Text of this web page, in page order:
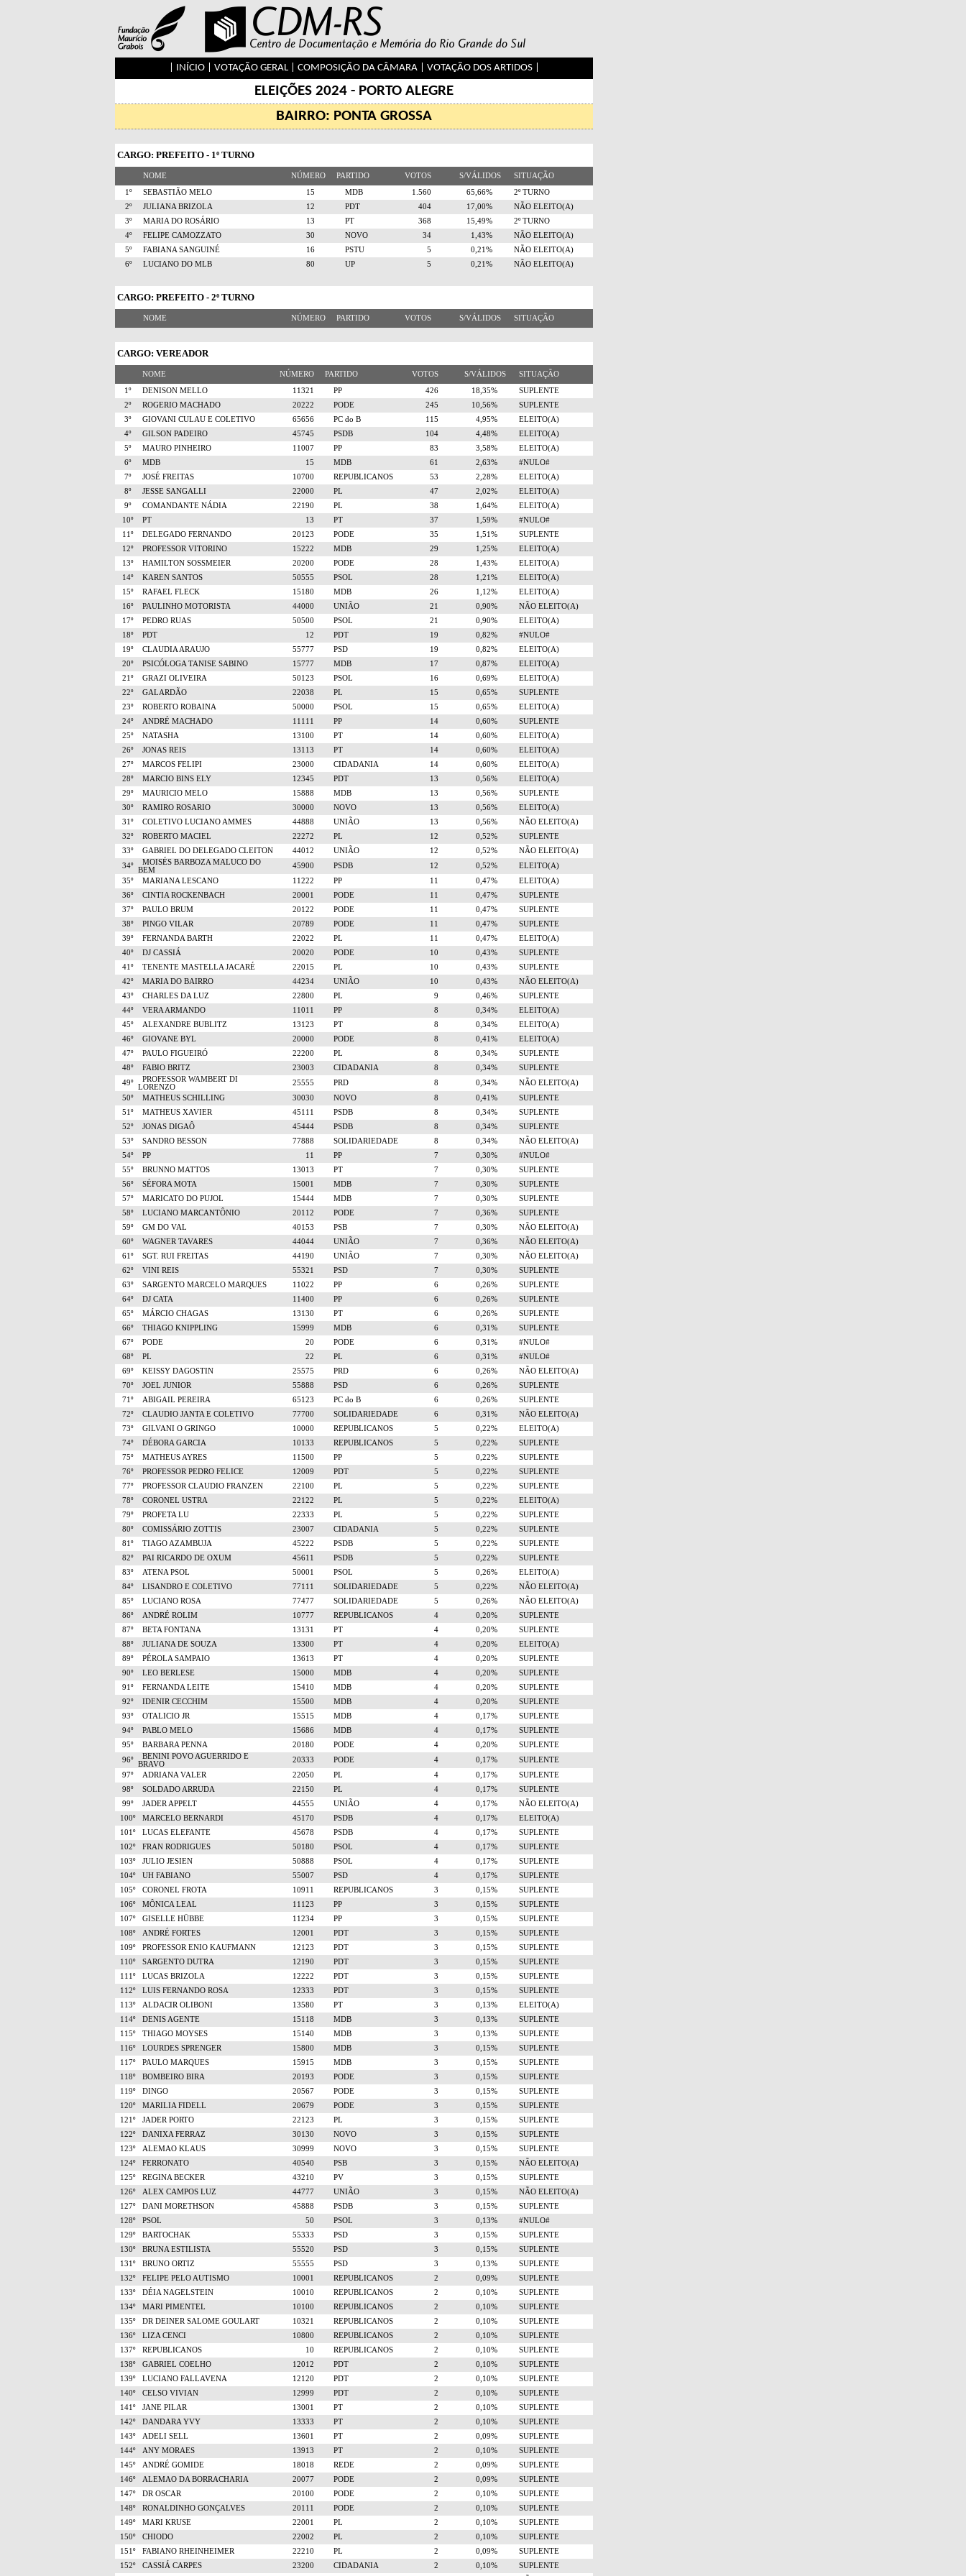
INÍCIO| VOTAÇÃO GERAL| COMPOSIÇÃO DA CÂMARA| VOTAÇÃO DOS ARTIDOS|
ELEIÇÕES 2024 - PORTO ALEGRE
BAIRRO: PONTA GROSSA
CARGO: PREFEITO - 1º TURNO
NOME NÚMERO PARTIDO VOTOS S/VÁLIDOS SITUAÇÃO
1º SEBASTIÃO MELO 15 MDB 1.560 65,66%
2º TURNO
2º
JULIANA BRIZOLA 12 PDT 404 17,00%
NÃO ELEITO(A)
3º
MARIA DO ROSÁRIO 13 PT 368 15,49%
2º TURNO
4º
FELIPE CAMOZZATO 30 NOVO 34 1,43%
NÃO ELEITO(A)
5º
FABIANA SANGUINÉ 16 PSTU 5 0,21%
NÃO ELEITO(A)
6º
LUCIANO DO MLB 80 UP 5 0,21% NÃO ELEITO(A)
CARGO: PREFEITO - 2º TURNO
NOME NÚMERO PARTIDO VOTOS S/VÁLIDOS SITUAÇÃO
CARGO: VEREADOR
NOME NÚMERO PARTIDO VOTOS S/VÁLIDOS SITUAÇÃO
1º DENISON MELLO 11321 PP 426 18,35%
SUPLENTE
2º
ROGERIO MACHADO 20222 PODE 245 10,56%
SUPLENTE
3º
GIOVANI CULAU E COLETIVO 65656 PC do B 115 4,95%
ELEITO(A)
4º
GILSON PADEIRO 45745 PSDB 104 4,48%
ELEITO(A)
5º
MAURO PINHEIRO 11007 PP 83 3,58%
ELEITO(A)
6º
MDB 15 MDB 61 2,63%
#NULO#
7º
JOSÉ FREITAS 10700 REPUBLICANOS 53 2,28%
ELEITO(A)
8º
JESSE SANGALLI 22000 PL 47 2,02%
ELEITO(A)
9º
COMANDANTE NÁDIA 22190 PL 38 1,64%
ELEITO(A)
10º
PT 13 PT 37 1,59%
#NULO#
11º
DELEGADO FERNANDO 20123 PODE 35 1,51%
SUPLENTE
12º
PROFESSOR VITORINO 15222 MDB 29 1,25%
ELEITO(A)
13º
HAMILTON SOSSMEIER 20200 PODE 28 1,43%
ELEITO(A)
14º
KAREN SANTOS 50555 PSOL 28 1,21%
ELEITO(A)
15º
RAFAEL FLECK 15180 MDB 26 1,12%
ELEITO(A)
16º
PAULINHO MOTORISTA 44000 UNIÃO 21 0,90%
NÃO ELEITO(A)
17º
PEDRO RUAS 50500 PSOL 21 0,90%
ELEITO(A)
18º
PDT 12 PDT 19 0,82%
#NULO#
19º
CLAUDIA ARAUJO 55777 PSD 19 0,82%
ELEITO(A)
20º
PSICÓLOGA TANISE SABINO 15777 MDB 17 0,87%
ELEITO(A)
21º
GRAZI OLIVEIRA 50123 PSOL 16 0,69%
ELEITO(A)
22º
GALARDÃO 22038 PL 15 0,65%
SUPLENTE
23º
ROBERTO ROBAINA 50000 PSOL 15 0,65%
ELEITO(A)
24º
ANDRÉ MACHADO 11111 PP 14 0,60%
SUPLENTE
25º
NATASHA 13100 PT 14 0,60%
ELEITO(A)
26º
JONAS REIS 13113 PT 14 0,60%
ELEITO(A)
27º
MARCOS FELIPI 23000 CIDADANIA 14 0,60%
ELEITO(A)
28º
MARCIO BINS ELY 12345 PDT 13 0,56%
ELEITO(A)
29º
MAURICIO MELO 15888 MDB 13 0,56%
SUPLENTE
30º
RAMIRO ROSARIO 30000 NOVO 13 0,56%
ELEITO(A)
31º
COLETIVO LUCIANO AMMES 44888 UNIÃO 13 0,56%
NÃO ELEITO(A)
32º
ROBERTO MACIEL 22272 PL 12 0,52%
SUPLENTE
33º
GABRIEL DO DELEGADO CLEITON 44012 UNIÃO 12 0,52%
NÃO ELEITO(A)
34º
MOISÉS BARBOZA MALUCO DO
BEM
45900 PSDB 12 0,52%
ELEITO(A)
35º
MARIANA LESCANO 11222 PP 11 0,47%
ELEITO(A)
36º
CINTIA ROCKENBACH 20001 PODE 11 0,47%
SUPLENTE
37º
PAULO BRUM 20122 PODE 11 0,47%
SUPLENTE
38º
PINGO VILAR 20789 PODE 11 0,47%
SUPLENTE
39º
FERNANDA BARTH 22022 PL 11 0,47%
ELEITO(A)
40º
DJ CASSIÁ 20020 PODE 10 0,43%
SUPLENTE
41º
TENENTE MASTELLA JACARÉ 22015 PL 10 0,43%
SUPLENTE
42º
MARIA DO BAIRRO 44234 UNIÃO 10 0,43%
NÃO ELEITO(A)
43º
CHARLES DA LUZ 22800 PL 9 0,46%
SUPLENTE
44º
VERA ARMANDO 11011 PP 8 0,34%
ELEITO(A)
45º
ALEXANDRE BUBLITZ 13123 PT 8 0,34%
ELEITO(A)
46º
GIOVANE BYL 20000 PODE 8 0,41%
ELEITO(A)
47º
PAULO FIGUEIRÓ 22200 PL 8 0,34%
SUPLENTE
48º
FABIO BRITZ 23003 CIDADANIA 8 0,34%
SUPLENTE
49º
PROFESSOR WAMBERT DI
LORENZO
25555 PRD 8 0,34%
NÃO ELEITO(A)
50º
MATHEUS SCHILLING 30030 NOVO 8 0,41%
SUPLENTE
51º
MATHEUS XAVIER 45111 PSDB 8 0,34%
SUPLENTE
52º
JONAS DIGAÔ 45444 PSDB 8 0,34%
SUPLENTE
53º
SANDRO BESSON 77888 SOLIDARIEDADE 8 0,34%
NÃO ELEITO(A)
54º
PP 11 PP 7 0,30%
#NULO#
55º
BRUNNO MATTOS 13013 PT 7 0,30%
SUPLENTE
56º
SÉFORA MOTA 15001 MDB 7 0,30%
SUPLENTE
57º
MARICATO DO PUJOL 15444 MDB 7 0,30%
SUPLENTE
58º
LUCIANO MARCANTÔNIO 20112 PODE 7 0,36%
SUPLENTE
59º
GM DO VAL 40153 PSB 7 0,30%
NÃO ELEITO(A)
60º
WAGNER TAVARES 44044 UNIÃO 7 0,36%
NÃO ELEITO(A)
61º
SGT. RUI FREITAS 44190 UNIÃO 7 0,30%
NÃO ELEITO(A)
62º
VINI REIS 55321 PSD 7 0,30%
SUPLENTE
63º
SARGENTO MARCELO MARQUES 11022 PP 6 0,26%
SUPLENTE
64º
DJ CATA 11400 PP 6 0,26%
SUPLENTE
65º
MÁRCIO CHAGAS 13130 PT 6 0,26%
SUPLENTE
66º
THIAGO KNIPPLING 15999 MDB 6 0,31%
SUPLENTE
67º
PODE 20 PODE 6 0,31%
#NULO#
68º
PL 22 PL 6 0,31%
#NULO#
69º
KEISSY DAGOSTIN 25575 PRD 6 0,26%
NÃO ELEITO(A)
70º
JOEL JUNIOR 55888 PSD 6 0,26%
SUPLENTE
71º
ABIGAIL PEREIRA 65123 PC do B 6 0,26%
SUPLENTE
72º
CLAUDIO JANTA E COLETIVO 77700 SOLIDARIEDADE 6 0,31%
NÃO ELEITO(A)
73º
GILVANI O GRINGO 10000 REPUBLICANOS 5 0,22%
ELEITO(A)
74º
DÉBORA GARCIA 10133 REPUBLICANOS 5 0,22%
SUPLENTE
75º
MATHEUS AYRES 11500 PP 5 0,22%
SUPLENTE
76º
PROFESSOR PEDRO FELICE 12009 PDT 5 0,22%
SUPLENTE
77º
PROFESSOR CLAUDIO FRANZEN 22100 PL 5 0,22%
SUPLENTE
78º
CORONEL USTRA 22122 PL 5 0,22%
ELEITO(A)
79º
PROFETA LU 22333 PL 5 0,22%
SUPLENTE
80º
COMISSÁRIO ZOTTIS 23007 CIDADANIA 5 0,22%
SUPLENTE
81º
TIAGO AZAMBUJA 45222 PSDB 5 0,22%
SUPLENTE
82º
PAI RICARDO DE OXUM 45611 PSDB 5 0,22%
SUPLENTE
83º
ATENA PSOL 50001 PSOL 5 0,26%
ELEITO(A)
84º
LISANDRO E COLETIVO 77111 SOLIDARIEDADE 5 0,22%
NÃO ELEITO(A)
85º
LUCIANO ROSA 77477 SOLIDARIEDADE 5 0,26%
NÃO ELEITO(A)
86º
ANDRÉ ROLIM 10777 REPUBLICANOS 4 0,20%
SUPLENTE
87º
BETA FONTANA 13131 PT 4 0,20%
SUPLENTE
88º
JULIANA DE SOUZA 13300 PT 4 0,20%
ELEITO(A)
89º
PÉROLA SAMPAIO 13613 PT 4 0,20%
SUPLENTE
90º
LEO BERLESE 15000 MDB 4 0,20%
SUPLENTE
91º
FERNANDA LEITE 15410 MDB 4 0,20%
SUPLENTE
92º
IDENIR CECCHIM 15500 MDB 4 0,20%
SUPLENTE
93º
OTALICIO JR 15515 MDB 4 0,17%
SUPLENTE
94º
PABLO MELO 15686 MDB 4 0,17%
SUPLENTE
95º
BARBARA PENNA 20180 PODE 4 0,20%
SUPLENTE
96º
BENINI POVO AGUERRIDO E
BRAVO
20333 PODE 4 0,17%
SUPLENTE
97º
ADRIANA VALER 22050 PL 4 0,17%
SUPLENTE
98º
SOLDADO ARRUDA 22150 PL 4 0,17%
SUPLENTE
99º
JADER APPELT 44555 UNIÃO 4 0,17%
NÃO ELEITO(A)
100º
MARCELO BERNARDI 45170 PSDB 4 0,17%
ELEITO(A)
101º
LUCAS ELEFANTE 45678 PSDB 4 0,17%
SUPLENTE
102º
FRAN RODRIGUES 50180 PSOL 4 0,17%
SUPLENTE
103º
JULIO JESIEN 50888 PSOL 4 0,17%
SUPLENTE
104º
UH FABIANO 55007 PSD 4 0,17%
SUPLENTE
105º
CORONEL FROTA 10911 REPUBLICANOS 3 0,15%
SUPLENTE
106º
MÔNICA LEAL 11123 PP 3 0,15%
SUPLENTE
107º
GISELLE HÜBBE 11234 PP 3 0,15%
SUPLENTE
108º
ANDRÉ FORTES 12001 PDT 3 0,15%
SUPLENTE
109º
PROFESSOR ENIO KAUFMANN 12123 PDT 3 0,15%
SUPLENTE
110º
SARGENTO DUTRA 12190 PDT 3 0,15%
SUPLENTE
111º
LUCAS BRIZOLA 12222 PDT 3 0,15%
SUPLENTE
112º
LUIS FERNANDO ROSA 12333 PDT 3 0,15%
SUPLENTE
113º
ALDACIR OLIBONI 13580 PT 3 0,13%
ELEITO(A)
114º
DENIS AGENTE 15118 MDB 3 0,13%
SUPLENTE
115º
THIAGO MOYSES 15140 MDB 3 0,13%
SUPLENTE
116º
LOURDES SPRENGER 15800 MDB 3 0,15%
SUPLENTE
117º
PAULO MARQUES 15915 MDB 3 0,15%
SUPLENTE
118º
BOMBEIRO BIRA 20193 PODE 3 0,15%
SUPLENTE
119º
DINGO 20567 PODE 3 0,15%
SUPLENTE
120º
MARILIA FIDELL 20679 PODE 3 0,15%
SUPLENTE
121º
JADER PORTO 22123 PL 3 0,15%
SUPLENTE
122º
DANIXA FERRAZ 30130 NOVO 3 0,15%
SUPLENTE
123º
ALEMAO KLAUS 30999 NOVO 3 0,15%
SUPLENTE
124º
FERRONATO 40540 PSB 3 0,15%
NÃO ELEITO(A)
125º
REGINA BECKER 43210 PV 3 0,15%
SUPLENTE
126º
ALEX CAMPOS LUZ 44777 UNIÃO 3 0,15%
NÃO ELEITO(A)
127º
DANI MORETHSON 45888 PSDB 3 0,15%
SUPLENTE
128º
PSOL 50 PSOL 3 0,13%
#NULO#
129º
BARTOCHAK 55333 PSD 3 0,15%
SUPLENTE
130º
BRUNA ESTILISTA 55520 PSD 3 0,15%
SUPLENTE
131º
BRUNO ORTIZ 55555 PSD 3 0,13%
SUPLENTE
132º
FELIPE PELO AUTISMO 10001 REPUBLICANOS 2 0,09%
SUPLENTE
133º
DÉIA NAGELSTEIN 10010 REPUBLICANOS 2 0,10%
SUPLENTE
134º
MARI PIMENTEL 10100 REPUBLICANOS 2 0,10%
SUPLENTE
135º
DR DEINER SALOME GOULART 10321 REPUBLICANOS 2 0,10%
SUPLENTE
136º
LIZA CENCI 10800 REPUBLICANOS 2 0,10%
SUPLENTE
137º
REPUBLICANOS 10 REPUBLICANOS 2 0,10%
SUPLENTE
138º
GABRIEL COELHO 12012 PDT 2 0,10%
SUPLENTE
139º
LUCIANO FALLAVENA 12120 PDT 2 0,10%
SUPLENTE
140º
CELSO VIVIAN 12999 PDT 2 0,10%
SUPLENTE
141º
JANE PILAR 13001 PT 2 0,10%
SUPLENTE
142º
DANDARA YVY 13333 PT 2 0,10%
SUPLENTE
143º
ADELI SELL 13601 PT 2 0,09%
SUPLENTE
144º
ANY MORAES 13913 PT 2 0,10%
SUPLENTE
145º
ANDRÉ GOMIDE 18018 REDE 2 0,09%
SUPLENTE
146º
ALEMAO DA BORRACHARIA 20077 PODE 2 0,09%
SUPLENTE
147º
DR OSCAR 20100 PODE 2 0,10%
SUPLENTE
148º
RONALDINHO GONÇALVES 20111 PODE 2 0,10%
SUPLENTE
149º
MARI KRUSE 22001 PL 2 0,10%
SUPLENTE
150º
CHIODO 22002 PL 2 0,10%
SUPLENTE
151º
FABIANO RHEINHEIMER 22210 PL 2 0,09%
SUPLENTE
152º
CASSIÁ CARPES 23200 CIDADANIA 2 0,10% SUPLENTE